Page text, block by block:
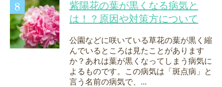
紫陽花の葉が黒くなる病気と
は！？原因や対策方について
公園などに咲いている草花の葉が黒く縮
んでいるところは見たことがあります
か？あれは葉が黒くなってしまう病気に
よるものです。この病気は「斑点病」と
言う名前の病気で、...